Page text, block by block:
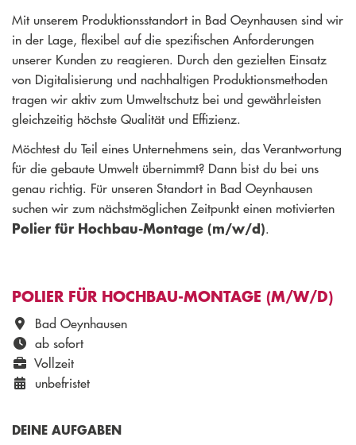
POLIER FÜR HOCHBAU-MONTAGE (M/W/D)
Bad Oeynhausen
ab sofort
Vollzeit
unbefristet
Mit unserem Produktionsstandort in Bad Oeynhausen sind wir
in der Lage, flexibel auf die spezifischen Anforderungen
unserer Kunden zu reagieren. Durch den gezielten Einsatz
von Digitalisierung und nachhaltigen Produktionsmethoden
tragen wir aktiv zum Umweltschutz bei und gewährleisten
gleichzeitig höchste Qualität und Effizienz.
Möchtest du Teil eines Unternehmens sein, das Verantwortung
für die gebaute Umwelt übernimmt? Dann bist du bei uns
genau richtig. Für unseren Standort in Bad Oeynhausen
suchen wir zum nächstmöglichen Zeitpunkt einen motivierten
Polier für Hochbau-Montage (m/w/d).
DEINE AUFGABEN